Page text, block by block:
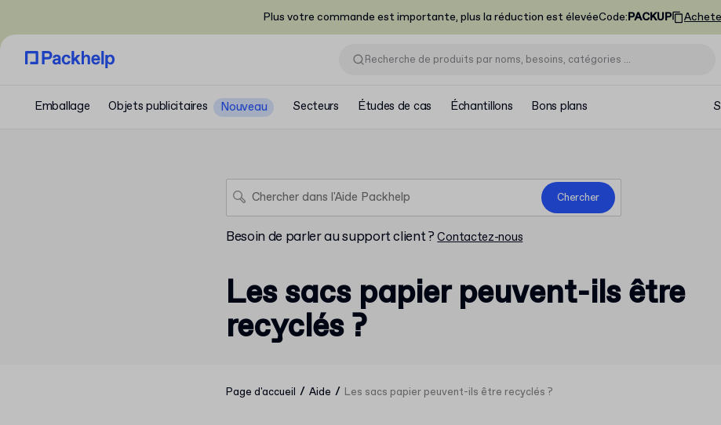
Plus votre commande est importante, plus la réduction est élevéeCode:PACKUP
Emballage Objets publicitaires Nouveau Secteurs Études de cas Échantillons Bons plans
Chercher
Besoin de parler au support client ?Contactez-nous
Les sacs papier peuvent-ils être
recyclés ?
Page d'accueil / Aide / Les sacs papier peuvent-ils être recyclés ?